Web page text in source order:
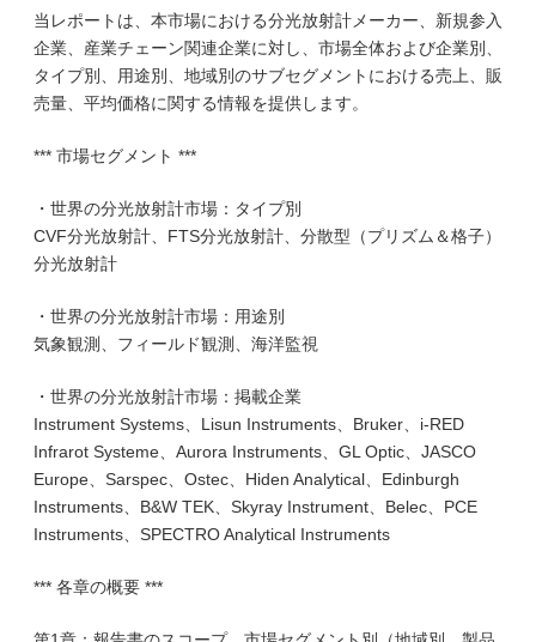
当レポートは、本市場における分光放射計メーカー、新規参入
企業、産業チェーン関連企業に対し、市場全体および企業別、
タイプ別、用途別、地域別のサブセグメントにおける売上、販
売量、平均価格に関する情報を提供します。
*** 市場セグメント ***
・世界の分光放射計市場：タイプ別
CVF分光放射計、FTS分光放射計、分散型（プリズム＆格子）
分光放射計
・世界の分光放射計市場：用途別
気象観測、フィールド観測、海洋監視
・世界の分光放射計市場：掲載企業
Instrument Systems、Lisun Instruments、Bruker、i-RED
Infrarot Systeme、Aurora Instruments、GL Optic、JASCO
Europe、Sarspec、Ostec、Hiden Analytical、Edinburgh
Instruments、B&W TEK、Skyray Instrument、Belec、PCE
Instruments、SPECTRO Analytical Instruments
*** 各章の概要 ***